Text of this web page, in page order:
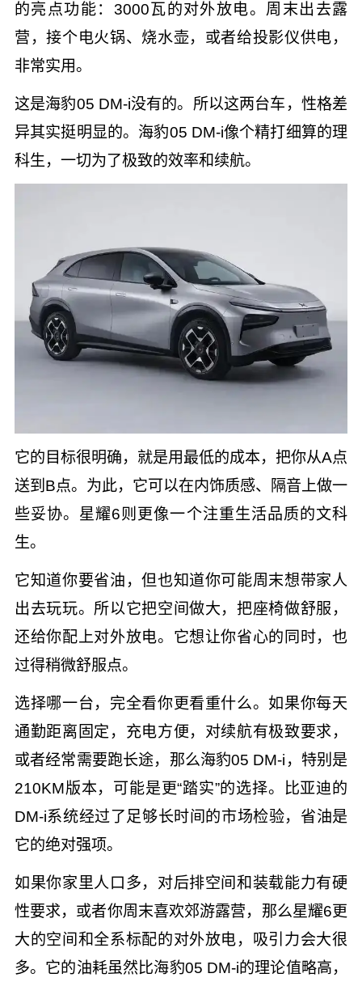
的亮点功能：3000瓦的对外放电。周末出去露
营，接个电火锅、烧水壶，或者给投影仪供电，
非常实用。
这是海豹05 DM-i没有的。所以这两台车，性格差
异其实挺明显的。海豹05 DM-i像个精打细算的理
科生，一切为了极致的效率和续航。
它的目标很明确，就是用最低的成本，把你从A点
送到B点。为此，它可以在内饰质感、隔音上做一
些妥协。星耀6则更像一个注重生活品质的文科
生。
它知道你要省油，但也知道你可能周末想带家人
出去玩玩。所以它把空间做大，把座椅做舒服，
还给你配上对外放电。它想让你省心的同时，也
过得稍微舒服点。
选择哪一台，完全看你更看重什么。如果你每天
通勤距离固定，充电方便，对续航有极致要求，
或者经常需要跑长途，那么海豹05 DM-i，特别是
210KM版本，可能是更“踏实”的选择。比亚迪的
DM-i系统经过了足够长时间的市场检验，省油是
它的绝对强项。
如果你家里人口多，对后排空间和装载能力有硬
性要求，或者你周末喜欢郊游露营，那么星耀6更
大的空间和全系标配的对外放电，吸引力会大很
多。它的油耗虽然比海豹05 DM-i的理论值略高，